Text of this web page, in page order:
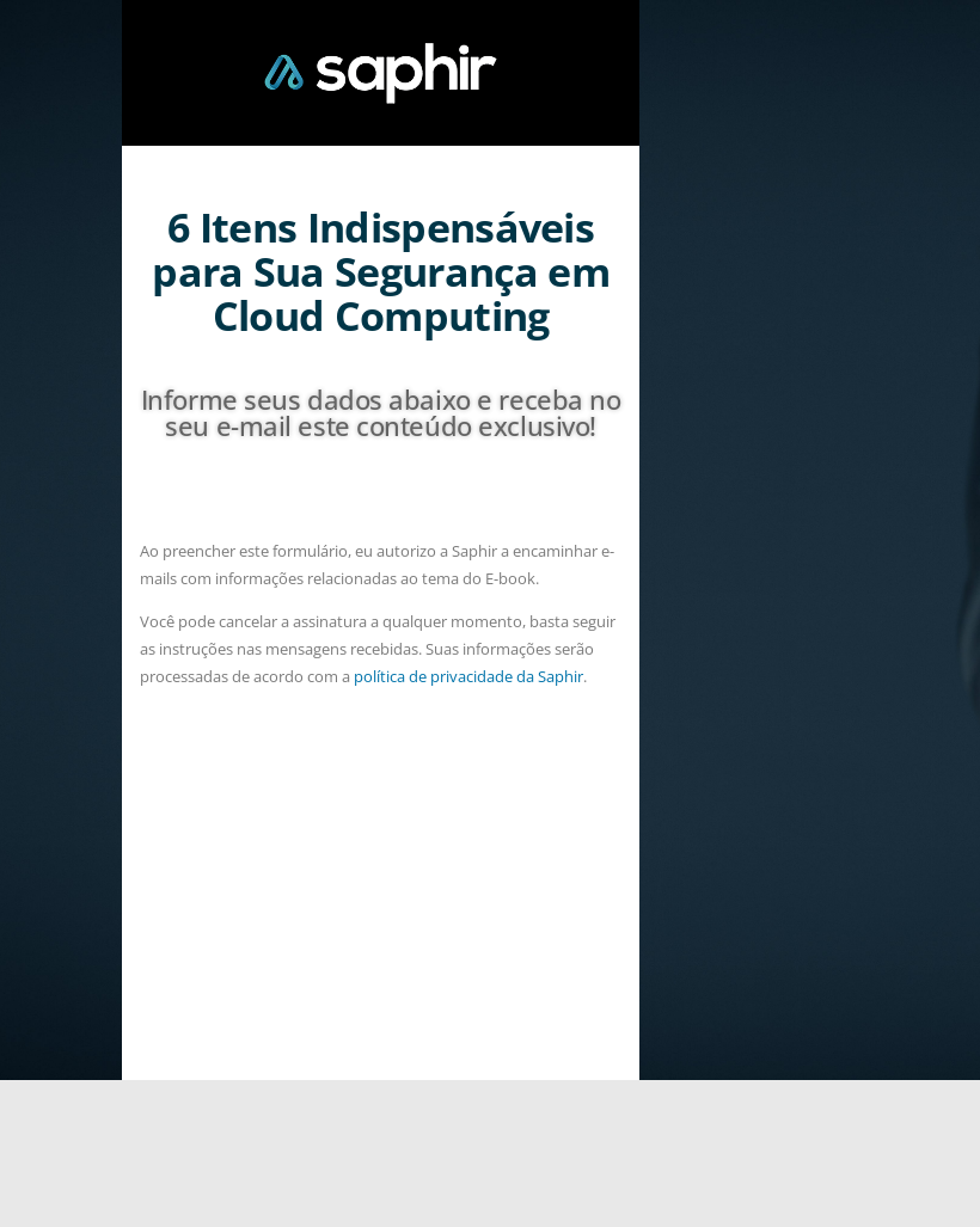
6 Itens Indispensáveis
para Sua Segurança em
Cloud Computing
Informe seus dados abaixo e receba no
seu e-mail este conteúdo exclusivo!
Ao preencher este formulário, eu autorizo a Saphir a encaminhar e-
mails com informações relacionadas ao tema do E-book.
Você pode cancelar a assinatura a qualquer momento, basta seguir
as instruções nas mensagens recebidas. Suas informações serão
processadas de acordo com a política de privacidade da Saphir.